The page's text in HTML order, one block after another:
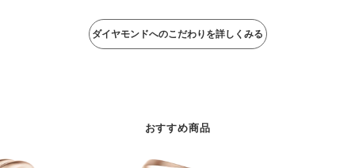
ダイヤモンドへのこだわりを詳しくみる
おすすめ商品